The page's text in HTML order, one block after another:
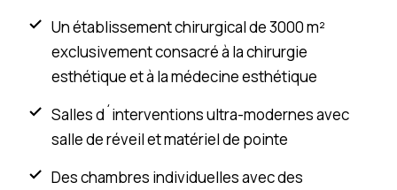
Un établissement chirurgical de 3000 m²
exclusivement consacré à la chirurgie
esthétique et à la médecine esthétique
Salles d´interventions ultra-modernes avec
salle de réveil et matériel de pointe
Des chambres individuelles avec des